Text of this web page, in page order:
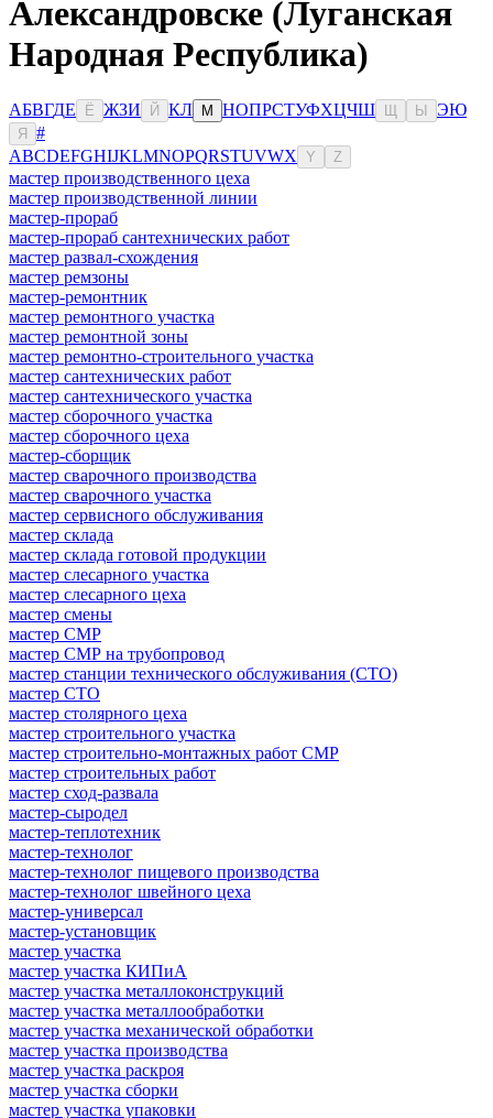
Александровске (Луганская
Народная Республика)
АБВГДЕ Ё ЖЗИ Й КЛ М НОПРСТУФХЦЧШ Ы ЭЮ
Я
#
ABCDEFGHIJKLMNOPQRSTUVWX Y Z
мастер производственного цеха
мастер производственной линии
мастер-прораб
мастер-прораб сантехнических работ
мастер развал-схождения
мастер ремзоны
мастер-ремонтник
мастер ремонтного участка
мастер ремонтной зоны
мастер ремонтно-строительного участка
мастер сантехнических работ
мастер сантехнического участка
мастер сборочного участка
мастер сборочного цеха
мастер-сборщик
мастер сварочного производства
мастер сварочного участка
мастер сервисного обслуживания
мастер склада
мастер склада готовой продукции
мастер слесарного участка
мастер слесарного цеха
мастер смены
мастер СМР
мастер СМР на трубопровод
мастер станции технического обслуживания (СТО)
мастер СТО
мастер столярного цеха
мастер строительного участка
мастер строительно-монтажных работ СМР
мастер строительных работ
мастер сход-развала
мастер-сыродел
мастер-теплотехник
мастер-технолог
мастер-технолог пищевого производства
мастер-технолог швейного цеха
мастер-универсал
мастер-установщик
мастер участка
мастер участка КИПиА
мастер участка металлоконструкций
мастер участка металлообработки
мастер участка механической обработки
мастер участка производства
мастер участка раскроя
мастер участка сборки
мастер участка упаковки